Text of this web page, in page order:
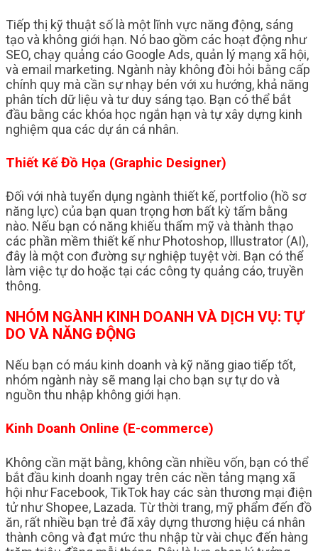
Tiếp thị kỹ thuật số là một lĩnh vực năng động, sáng
tạo và không giới hạn. Nó bao gồm các hoạt động như
SEO, chạy quảng cáo Google Ads, quản lý mạng xã hội,
và email marketing. Ngành này không đòi hỏi bằng cấp
chính quy mà cần sự nhạy bén với xu hướng, khả năng
phân tích dữ liệu và tư duy sáng tạo. Bạn có thể bắt
đầu bằng các khóa học ngắn hạn và tự xây dựng kinh
nghiệm qua các dự án cá nhân.
Thiết Kế Đồ Họa (Graphic Designer)
Đối với nhà tuyển dụng ngành thiết kế, portfolio (hồ sơ
năng lực) của bạn quan trọng hơn bất kỳ tấm bằng
nào. Nếu bạn có năng khiếu thẩm mỹ và thành thạo
các phần mềm thiết kế như Photoshop, Illustrator (AI),
đây là một con đường sự nghiệp tuyệt vời. Bạn có thể
làm việc tự do hoặc tại các công ty quảng cáo, truyền
thông.
NHÓM NGÀNH KINH DOANH VÀ DỊCH VỤ: TỰ
DO VÀ NĂNG ĐỘNG
Nếu bạn có máu kinh doanh và kỹ năng giao tiếp tốt,
nhóm ngành này sẽ mang lại cho bạn sự tự do và
nguồn thu nhập không giới hạn.
Kinh Doanh Online (E-commerce)
Không cần mặt bằng, không cần nhiều vốn, bạn có thể
bắt đầu kinh doanh ngay trên các nền tảng mạng xã
hội như Facebook, TikTok hay các sàn thương mại điện
tử như Shopee, Lazada. Từ thời trang, mỹ phẩm đến đồ
ăn, rất nhiều bạn trẻ đã xây dựng thương hiệu cá nhân
thành công và đạt mức thu nhập từ vài chục đến hàng